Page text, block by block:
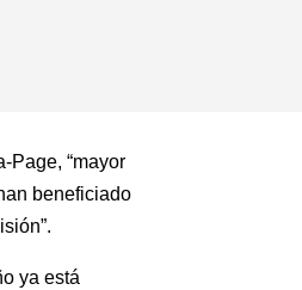
Page, “mayor
beneficiado
ya está